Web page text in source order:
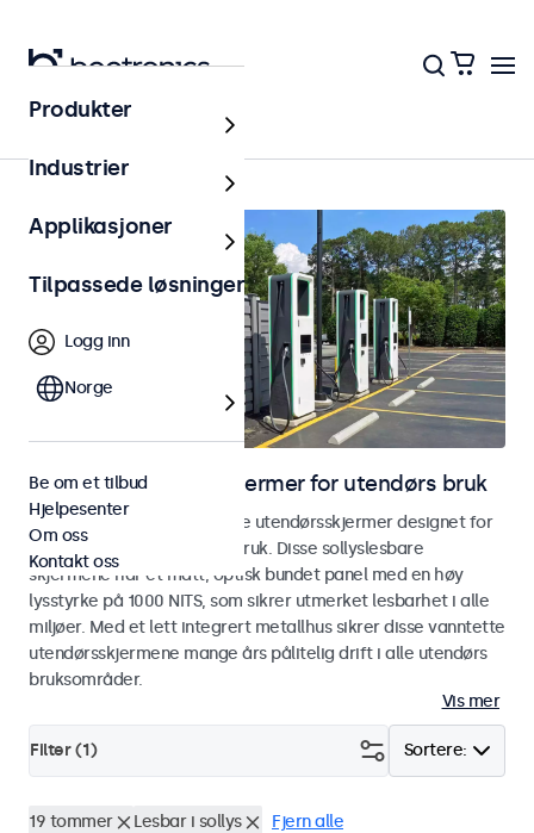
Utendørs
Skjermer og touchskjermer for utendørs bruk
Utforsk våre værbestandige utendørsskjermer designet for
industriell og kommersiell bruk. Disse sollyslesbare
skjermene har et matt, optisk bundet panel med en høy
lysstyrke på 1000 NITS, som sikrer utmerket lesbarhet i alle
miljøer. Med et lett integrert metallhus sikrer disse vanntette
utendørsskjermene mange års pålitelig drift i alle utendørs
bruksområder.
Vis mer
Sortere:
Filter (1)
19 tommer Lesbar i sollys Fjern alle
Produkter
Industrier
Applikasjoner
Tilpassede løsninger
Logg inn
Norge
Be om et tilbud
Hjelpesenter
Om oss
Kontakt oss